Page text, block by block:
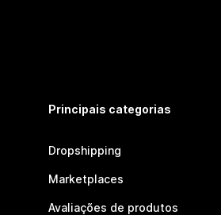
Principais categorias
Dropshipping
Marketplaces
Avaliações de produtos